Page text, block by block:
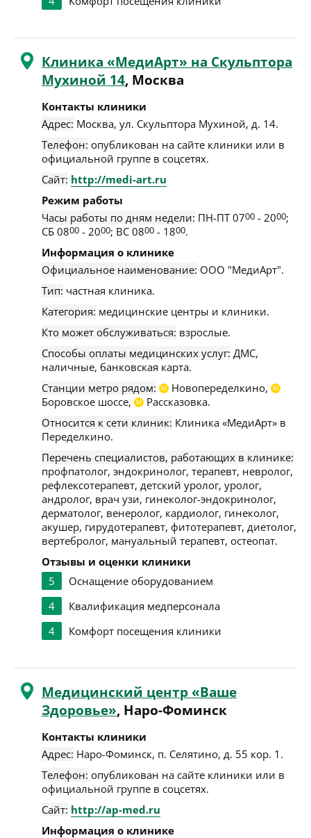
Клиника «МедиАрт» на Скульптора
Мухиной 14, Москва
Контакты клиники
Адрес: Москва, ул. Скульптора Мухиной, д. 14.
Телефон: опубликован на сайте клиники или в
официальной группе в соцсетях.
Сайт: http://medi-art.ru
Режим работы
Часы работы по дням недели: ПН-ПТ 0700 - 2000;
СБ 0800 - 2000; ВС 0800 - 1800.
Информация о клинике
Официальное наименование: ООО "МедиАрт".
Тип: частная клиника.
Категория: медицинские центры и клиники.
Кто может обслуживаться: взрослые.
Способы оплаты медицинских услуг: ДМС,
наличные, банковская карта.
Станции метро рядом:
М Новопеределкино, М
Боровское шоссе, М
Рассказовка.
Относится к сети клиник: Клиника «МедиАрт» в
Переделкино.
Перечень специалистов, работающих в клинике:
профпатолог, эндокринолог, терапевт, невролог,
рефлексотерапевт, детский уролог, уролог,
андролог, врач узи, гинеколог-эндокринолог,
дерматолог, венеролог, кардиолог, гинеколог,
акушер, гирудотерапевт, фитотерапевт, диетолог,
вертебролог, мануальный терапевт, остеопат.
Отзывы и оценки клиники
5
Оснащение оборудованием
4
Квалификация медперсонала
4
Комфорт посещения клиники
Медицинский центр «Ваше
Здоровье», Наро-Фоминск
Контакты клиники
Адрес: Наро-Фоминск, п. Селятино, д. 55 кор. 1 .
Телефон: опубликован на сайте клиники или в
официальной группе в соцсетях.
Сайт: http://ap-med.ru
Информация о клинике